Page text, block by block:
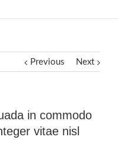
Previous Next
in commodo
vitae nisl